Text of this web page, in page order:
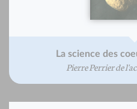
La science des
Pierre Perrier de